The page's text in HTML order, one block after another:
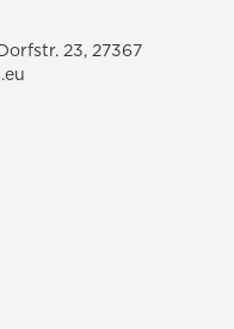
23, 27367